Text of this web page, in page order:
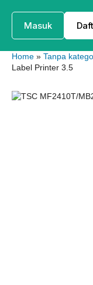
Masuk
Home » Tanpa
Label Printer 3.5